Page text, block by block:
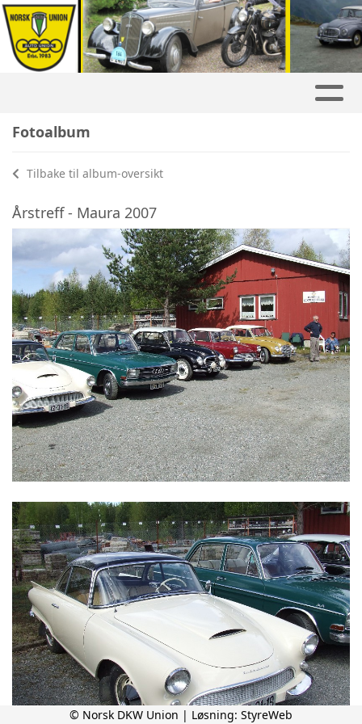
Fotoalbum
Tilbake til album-oversikt
Årstreff - Maura 2007
© Norsk DKW Union | Løsning: StyreWeb